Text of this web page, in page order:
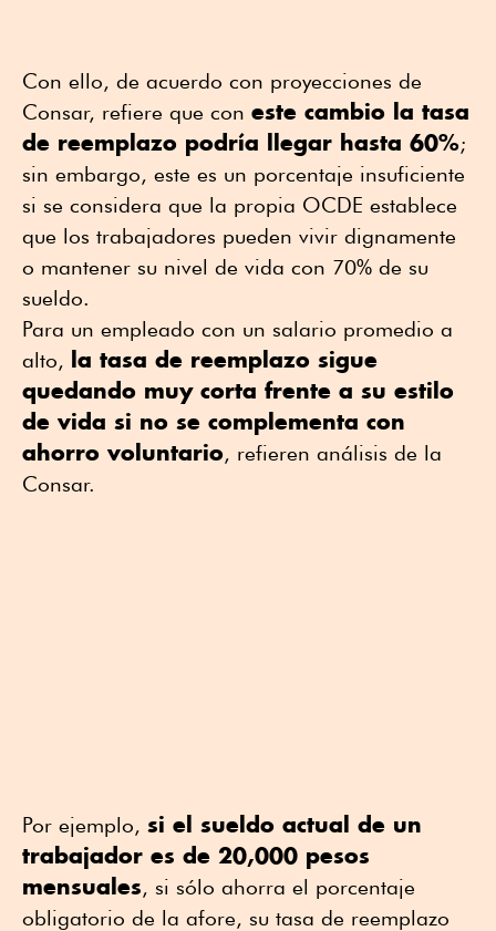
Con ello, de acuerdo con proyecciones de
Consar, refiere que con este cambio la tasa
de reemplazo podría llegar hasta 60%;
sin embargo, este es un porcentaje insuficiente
si se considera que la propia OCDE establece
que los trabajadores pueden vivir dignamente
o mantener su nivel de vida con 70% de su
sueldo.
Para un empleado con un salario promedio a
alto, la tasa de reemplazo sigue
quedando muy corta frente a su estilo
de vida si no se complementa con
ahorro voluntario, refieren análisis de la
Consar.
Por ejemplo, si el sueldo actual de un
trabajador es de 20,000 pesos
mensuales, si sólo ahorra el porcentaje
obligatorio de la afore, su tasa de reemplazo